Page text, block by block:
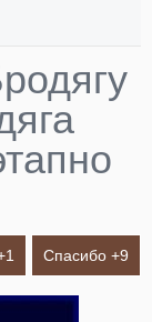
1 Спасибо +9